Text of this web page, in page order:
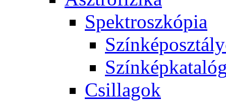
Spekt­rosz­kó­pia
Csil­la­gok